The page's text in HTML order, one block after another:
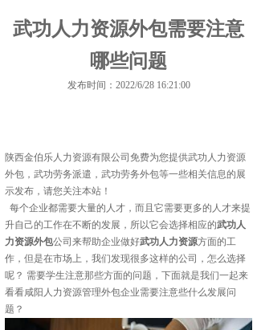
武功人力资源外包需要注意
哪些问题
发布时间：2022/6/28 16:21:00
陕西金伯乐人力资源有限公司免费为您提供武功人力资源
外包 ，武功劳务派遣，武功劳务外包等一些相关信息的展
示发布，请您关注本站！
每个企业都需要大量的人才，而且它需要更多的人才来提
升自己的工作在不断的发展，所以它会选择相应的武功人
力资源外包公司来帮助企业做好武功人力资源方面的工
作，但是在市场上，我们发现很多这样的公司，怎么选择
呢？ 需要学生注意那些方面的问题，下面就是我们一起来
看看咸阳人力资源管理外包企业需要注意些什么发展问
题？